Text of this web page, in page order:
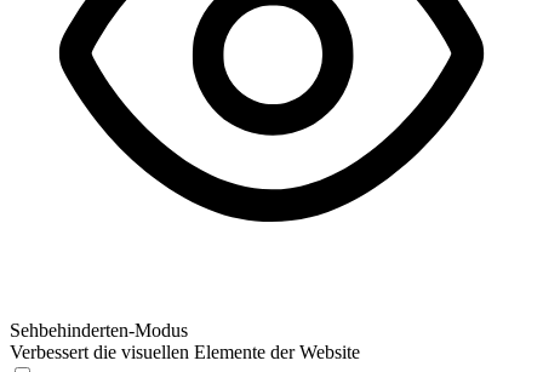
Sehbehinderten-Modus
Verbessert die visuellen Elemente der Website